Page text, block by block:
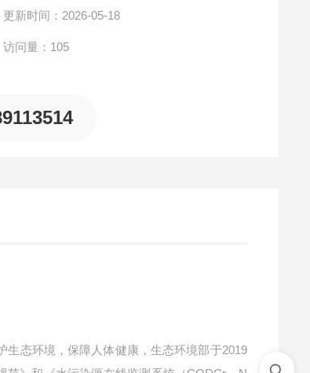
更新时间：2026-05-18
访问量：105
生态环境，保障人体健康，生态环境部于2019